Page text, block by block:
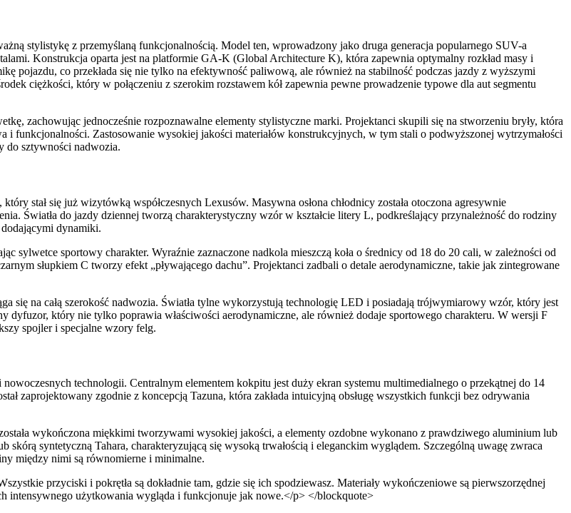
stylistykę z przemyślaną funkcjonalnością. Model ten, wprowadzony jako druga generacja popularnego SUV-a
Konstrukcja oparta jest na platformie GA-K (Global Architecture K), która zapewnia optymalny rozkład masy i
pojazdu, co przekłada się nie tylko na efektywność paliwową, ale również na stabilność podczas jazdy z wyższymi
ciężkości, który w połączeniu z szerokim rozstawem kół zapewnia pewne prowadzenie typowe dla aut segmentu
zachowując jednocześnie rozpoznawalne elementy stylistyczne marki. Projektanci skupili się na stworzeniu bryły, która
funkcjonalności. Zastosowanie wysokiej jakości materiałów konstrukcyjnych, w tym stali o podwyższonej wytrzymałości
do sztywności nadwozia.
stał się już wizytówką współczesnych Lexusów. Masywna osłona chłodnicy została otoczona agresywnie
Światła do jazdy dziennej tworzą charakterystyczny wzór w kształcie litery L, podkreślający przynależność do rodziny
dynamiki.
sylwetce sportowy charakter. Wyraźnie zaznaczone nadkola mieszczą koła o średnicy od 18 do 20 cali, w zależności od
słupkiem C tworzy efekt „pływającego dachu”. Projektanci zadbali o detale aerodynamiczne, takie jak zintegrowane
się na całą szerokość nadwozia. Światła tylne wykorzystują technologię LED i posiadają trójwymiarowy wzór, który jest
dyfuzor, który nie tylko poprawia właściwości aerodynamiczne, ale również dodaje sportowego charakteru. W wersji F
spojler i specjalne wzory felg.
technologii. Centralnym elementem kokpitu jest duży ekran systemu multimedialnego o przekątnej do 14
zaprojektowany zgodnie z koncepcją Tazuna, która zakłada intuicyjną obsługę wszystkich funkcji bez odrywania
wykończona miękkimi tworzywami wysokiej jakości, a elementy ozdobne wykonano z prawdziwego aluminium lub
syntetyczną Tahara, charakteryzującą się wysoką trwałością i eleganckim wyglądem. Szczególną uwagę zwraca
między nimi są równomierne i minimalne.
przyciski i pokrętła są dokładnie tam, gdzie się ich spodziewasz. Materiały wykończeniowe są pierwszorzędnej
intensywnego użytkowania wygląda i funkcjonuje jak nowe.</p> </blockquote>